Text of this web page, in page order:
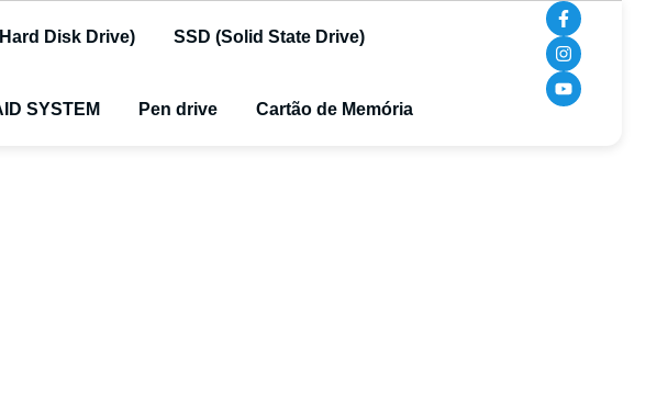
Disk Drive) SSD (Solid State Drive)
SYSTEM Pen drive Cartão de Memória